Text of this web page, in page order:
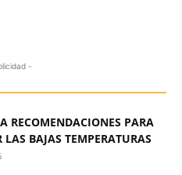
-
RECOMENDACIONES PARA
LAS BAJAS TEMPERATURAS